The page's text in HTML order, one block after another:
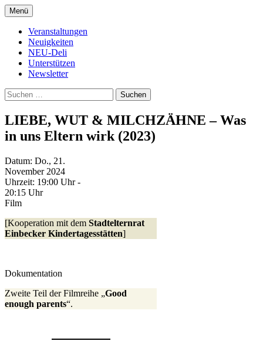
Zum
Inhalt
springen
NeuDeli Einbeck
Menü
Veranstaltungen
Neuigkeiten
NEU-Deli
Unterstützen
Newsletter
Suchen
nach:
LIEBE, WUT & MILCHZÄHNE – Was
in uns Eltern wirk (2023)
Datum: Do., 21.
November 2024
Uhrzeit: 19:00 Uhr -
20:15 Uhr
Film
[Kooperation mit dem Stadtelternrat
Einbecker Kindertagesstätten]
Dokumentation
Zweite Teil der Filmreihe „Good
enough parents“.